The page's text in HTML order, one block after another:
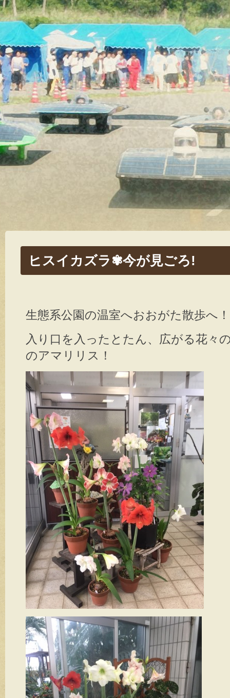
ヒスイカズラ✾今が見ごろ!
生態系公園の温室へおおがた散歩へ
入り口を入ったとたん、広がる花
のアマリリス！